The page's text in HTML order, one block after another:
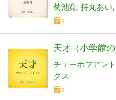
菊池寛 持丸あい
1
天才（小学館
チェーホフアン
クス
1